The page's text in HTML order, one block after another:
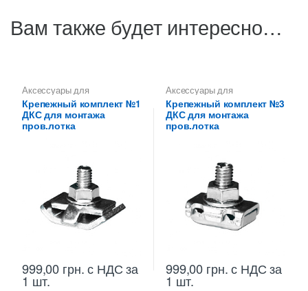
Вам также будет интересно…
Аксессуары для
металлических лотков
Крепежи для проволочных
лотков
Крепежный комплект №1
ДКС для монтажа
пров.лотка
999,00 грн.с НДС за
1 шт.
Аксессуары для
металлических лотков
Крепежи для проволочных
лотков
Крепежный комплект №3
ДКС для монтажа
пров.лотка
999,00 грн.с НДС за
1 шт.